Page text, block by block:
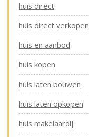
huis direct
huis direct verkopen
huis en aanbod
huis kopen
huis laten bouwen
huis laten opkopen
huis makelaardij